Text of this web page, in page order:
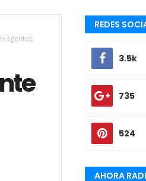
agentes
REDES
3.5k
735
524
AHORA